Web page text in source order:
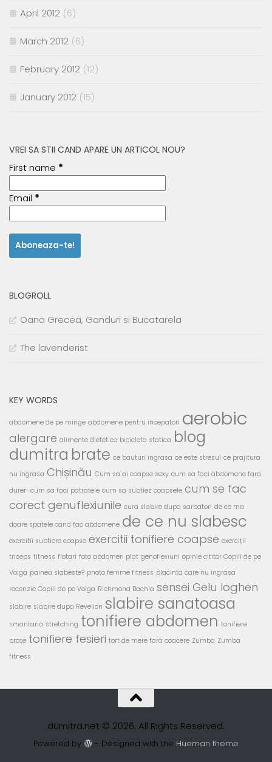
April 2012 (6)
March 2012 (6)
February 2012 (12)
January 2012 (15)
VREI SA STII CAND APARE UN ARTICOL NOU?
First name *
Email *
BLOGROLL
Oana Grecea, Ganduri si Bucatarela
The lavenderist
KEY WORDS
abdomene de pe minge abdomene pentru incepatori aerobic
alergare alimente dietetice bicicleta statica blog
dumitra brate ce bauturi ingrasa ce este stresul ce prajitura
nu ingrasa Chișinău Cum sa ai coapse sexy cum sa faci abdomene fara
dureri cum sa faci patratele cum sa subtiez coapsele cum se fac
corect genuflexiunile cura slabire dupa sarbatori de ce ma
doare spatele cand fac abdomene de ce nu slabesc
exercitii subtiere coapse exercitii tonifiere coapse exerciții
triceps fitness flotari foto abdomen plat genoflexiuni opinie cititor Copiii de pe
Volga painea slabeste? photo femme fitness placinta care nu ingrasa
recenzie Copiii de pe Volga Richmond Bachia sensei Gelu Ioghen
slabire slabire dupa Revelion slabire sanatoasa
smantana stretching tonifiere abdomen tonifiere
brațe tonifiere fesieri tort de mere fara coacere Zumba Zumba
fitness
dumitra.net © 2026. All Rights Reserved.
Powered by - Designed with the Hueman theme